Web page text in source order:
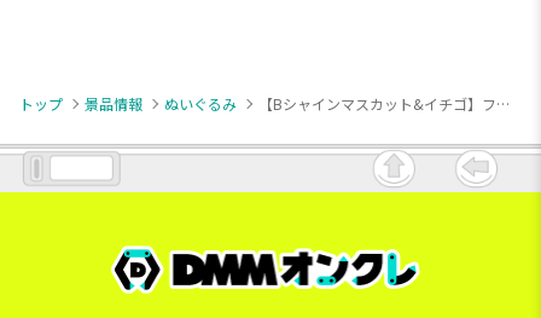
トップ 景品情報 ぬいぐるみ 【Bシャインマスカット&イチゴ】フルーツホールケーキぬいぐるみ